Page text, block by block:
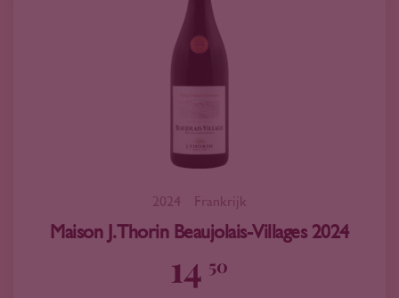
2024 Frankrijk
Maison J. Thorin Beaujolais-Villages 2024
14 50